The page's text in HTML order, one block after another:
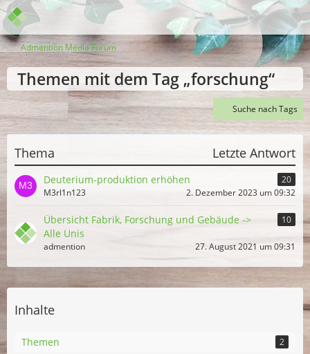
Admention Media Forum
Themen mit dem Tag „forschung“
Suche nach Tags
Thema Letzte Antwort
Deuterium-produktion erhöhen
20
M3rl1n123
2. Dezember 2023 um 09:32
Übersicht Fabrik, Forschung und Gebäude ->
Alle Unis
10
admention 27. August 2021 um 09:31
Inhalte
Themen 2